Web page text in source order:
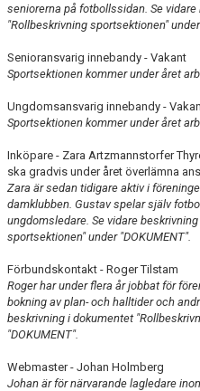
seniorerna på fotbollssidan. Se
"Rollbeskrivning sportsektionen" under
Senioransvarig innebandy - Vakant
Sportsektionen kommer under året
Ungdomsansvarig innebandy -
Sportsektionen kommer under året
Inköpare - Zara Artzmannstorfer
ska gradvis under året överlämna
Zara är sedan tidigare aktiv i
damklubben. Gustav spelar själv
ungdomsledare. Se vidare
sportsektionen" under "DOKUMENT".
Förbundskontakt - Roger Tilstam
Roger har under flera år jobbat för
bokning av plan- och halltider och
beskrivning i dokumentet
"DOKUMENT".
Webmaster - Johan Holmberg
Johan är för närvarande lagledare